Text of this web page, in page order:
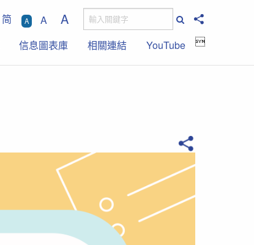
简 A A A
信息圖表庫 相關連結 YouTube 